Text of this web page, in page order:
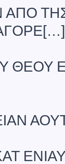
ΑΠΟ
ΘΕΟΥ